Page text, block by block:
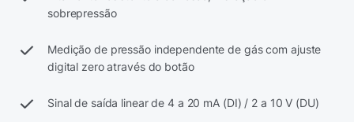
sobrepressão
Medição de pressão independente de gás com ajuste
digital zero através do botão
Sinal de saída linear de 4 a 20 mA (DI) / 2 a 10 V (DU)